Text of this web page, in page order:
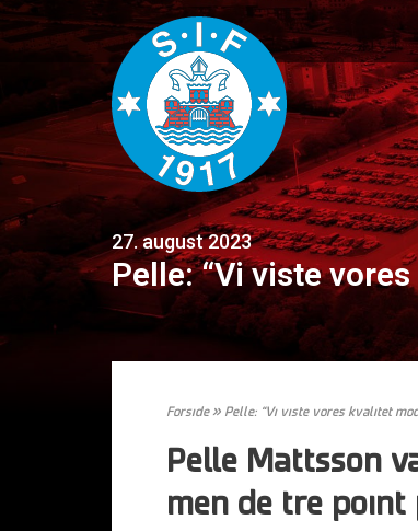
27. august 2023
Pelle: “Vi viste
Forside» Pelle: “Vi viste vores kvalitet mod
Pelle Mattsson
men de tre